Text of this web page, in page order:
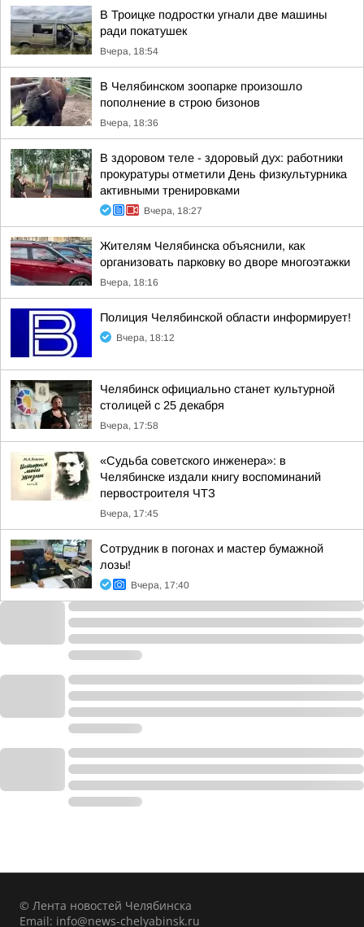
В Троицке подростки угнали две машины
ради покатушек
Вчера, 18:54
В Челябинском зоопарке произошло
пополнение в строю бизонов
Вчера, 18:36
В здоровом теле - здоровый дух: работники
прокуратуры отметили День физкультурника
активными тренировками
Вчера, 18:27
Жителям Челябинска объяснили, как
организовать парковку во дворе многоэтажки
Вчера, 18:16
Полиция Челябинской области информирует!
Вчера, 18:12
Челябинск официально станет культурной
столицей с 25 декабря
Вчера, 17:58
«Судьба советского инженера»: в
Челябинске издали книгу воспоминаний
первостроителя ЧТЗ
Вчера, 17:45
Сотрудник в погонах и мастер бумажной
лозы!
Вчера, 17:40
© Лента новостей Челябинска
Email: info@news-chelyabinsk.ru